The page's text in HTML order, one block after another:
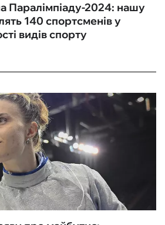
Паралімпіаду-2024: нашу
140 спортсменів у
видів спорту